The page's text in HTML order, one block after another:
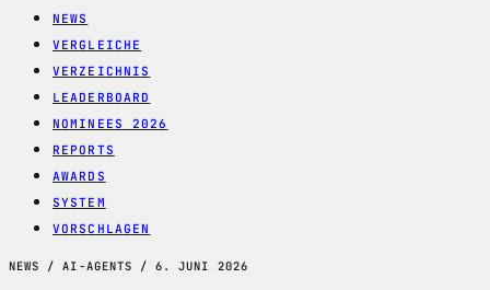
NEWS
VERGLEICHE
VERZEICHNIS
LEADERBOARD
NOMINEES 2026
REPORTS
AWARDS
SYSTEM
VORSCHLAGEN
NEWS / AI-AGENTS / 6. JUNI 2026